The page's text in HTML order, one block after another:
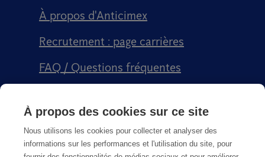
À propos d'Anticimex
Recrutement : page carrières
FAQ / Questions fréquentes
Conditions générales de vente CGPS
À propos des cookies sur ce site
Nous utilisons les cookies pour collecter et analyser des
informations sur les performances et l'utilisation du site, pour